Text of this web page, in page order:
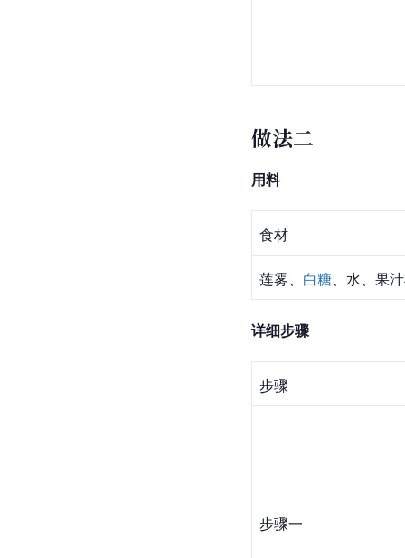
做法二
用料
食材
莲雾、 白糖 、水、果
详细步骤
步骤
步骤一